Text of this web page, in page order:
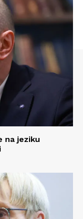
na jeziku